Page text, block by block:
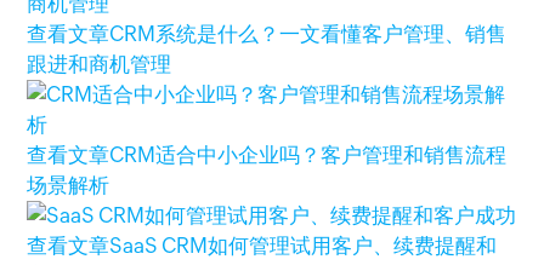
查看文章CRM系统是什么？一文看懂客户管理、销售
跟进和商机管理
查看文章CRM适合中小企业吗？客户管理和销售流程
场景解析
查看文章SaaS CRM如何管理试用客户、续费提醒和